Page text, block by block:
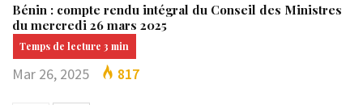
Bénin : compte rendu intégral du Conseil des Ministres
du mercredi 26 mars 2025
Mar 26, 2025 817